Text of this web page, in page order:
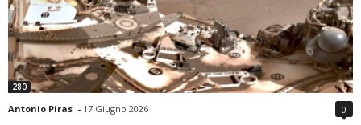
280
Antonio Piras - 17 Giugno 2026 0